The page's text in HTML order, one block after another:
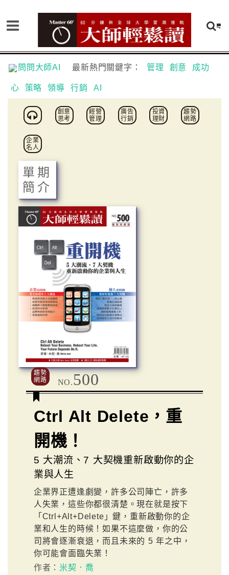
問問大師AI 最新熱門關鍵字： 管理 創意 成功
心 策略 領導 行銷 AI
創意
思考
經營
管理
廣告
行銷
投資
理財
趨勢
網路
企業
名人
單期
簡介
趨勢
網路
NO. 500
Ctrl Alt Delete，重
開機！
5 大潮流、7 大契機重新啟動你的企
業與人生
企業界正遭逢劇變，許多公司陣亡，許多
人失業，這些你都很清楚。現在就是按下
「Ctrl+Alt+Delete」鍵，重新啟動你的企
業和人生的時候！如果不這麼做，你的公
司將會逐漸衰退，而且未來的 5 年之中，
你可能會面臨失業！
作者： 米契．喬